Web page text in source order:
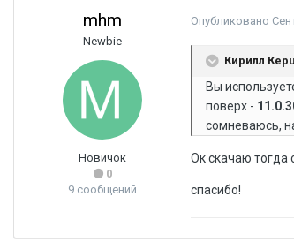
mhm
Newbie
Новичок
0
9 сообщений
Опубликовано
Кирилл
Вы
поверх -
сомневаюсь,
Ок скачаю тогда
спасибо!